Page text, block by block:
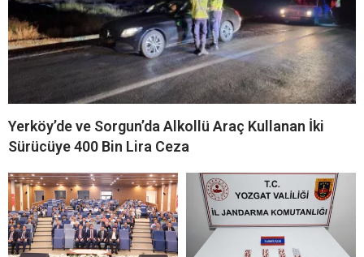
Yerköy’de ve Sorgun’da Alkollü Araç Kullanan İki
Sürücüye 400 Bin Lira Ceza